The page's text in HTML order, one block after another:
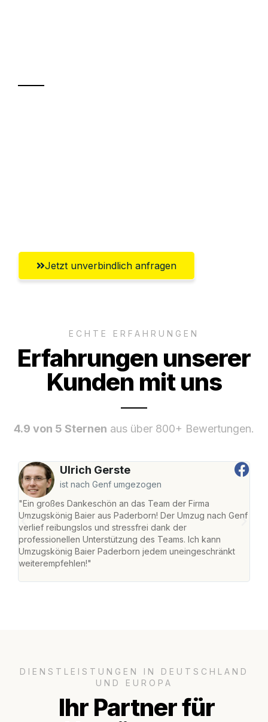
Jetzt unverbindlich anfragen
ECHTE ERFAHRUNGEN
Erfahrungen unserer
Kunden mit uns
4.9 von 5 Sternen aus über 800+ Bewertungen.
Ulrich Gerste
ist nach Genf umgezogen
"Ein großes Dankeschön an das Team der Firma
Umzugskönig Baier aus Paderborn! Der Umzug nach Genf
verlief reibungslos und stressfrei dank der
professionellen Unterstützung des Teams. Ich kann
Umzugskönig Baier Paderborn jedem uneingeschränkt
weiterempfehlen!"
DIENSTLEISTUNGEN IN DEUTSCHLAND
UND EUROPA
Ihr Partner für